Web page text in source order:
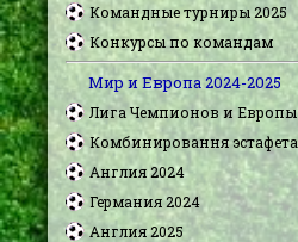
Командные турниры 2025
Конкурсы по командам
Мир и Европа 2024-2025
Лига Чемпионов и Европы
Комбинировання эстафета
Англия 2024
Германия 2024
Англия 2025